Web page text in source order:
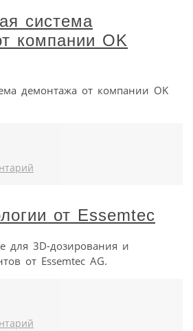
система
компании OK
демонтажа от компании OK
от Essemtec
для 3D-дозирования и
от Essemtec AG.